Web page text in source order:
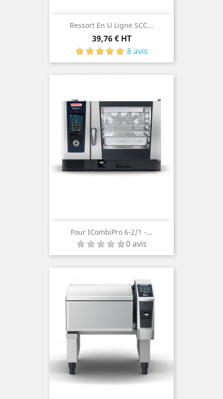
Ressort En U Ligne SCC...
Prix
39,76 € HT
8 avis
Four ICombiPro 6-2/1 -...
0 avis